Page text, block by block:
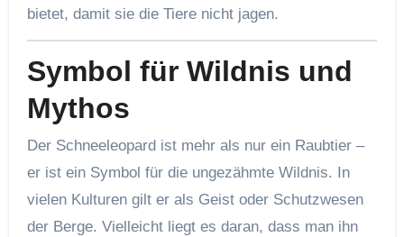
bietet, damit sie die Tiere nicht jagen.
Symbol für Wildnis und
Mythos
Der Schneeleopard ist mehr als nur ein Raubtier –
er ist ein Symbol für die ungezähmte Wildnis. In
vielen Kulturen gilt er als Geist oder Schutzwesen
der Berge. Vielleicht liegt es daran, dass man ihn